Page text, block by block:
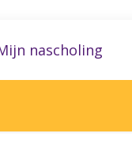
nascholing